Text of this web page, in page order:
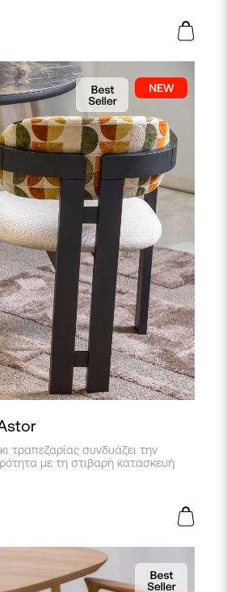
τραπεζαρίας συνδυάζει την
με τη στιβαρή κατασκευή